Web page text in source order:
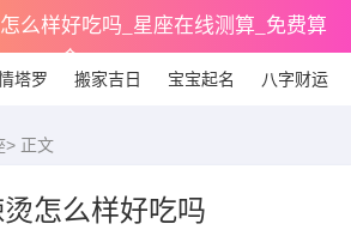
么样好吃吗_星座在线测算_免费算
命
塔罗 搬家吉日 宝宝起名 八字财运
> 正文
怎么样好吃吗